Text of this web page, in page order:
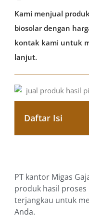
Kami menjual
biosolar dengan
kontak kami untuk
lanjut.
Daftar Isi
PT kantor Migas
produk hasil
terjangkau untuk
Anda.